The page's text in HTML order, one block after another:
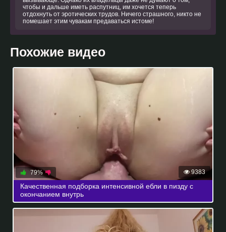
чтобы и дальше иметь распутниц, им хочется теперь
отдохнуть от эротических трудов. Ничего страшного, никто не
помешает этим чувакам предаваться истоме!
Похожие видео
9383
79%
Качественная подборка интенсивной ебли в пизду с
окончанием внутрь